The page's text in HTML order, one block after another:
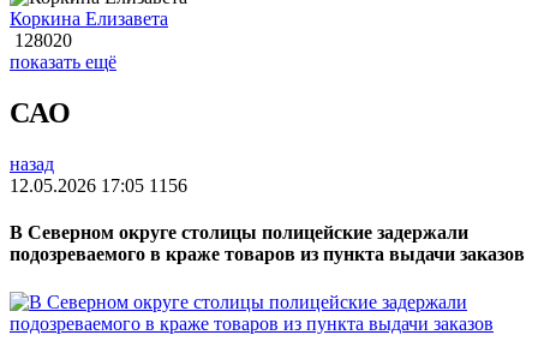
Коркина Елизавета
128020
показать ещё
САО
назад
12.05.2026 17:05 1156
В Северном округе столицы полицейские задержали
подозреваемого в краже товаров из пункта выдачи заказов